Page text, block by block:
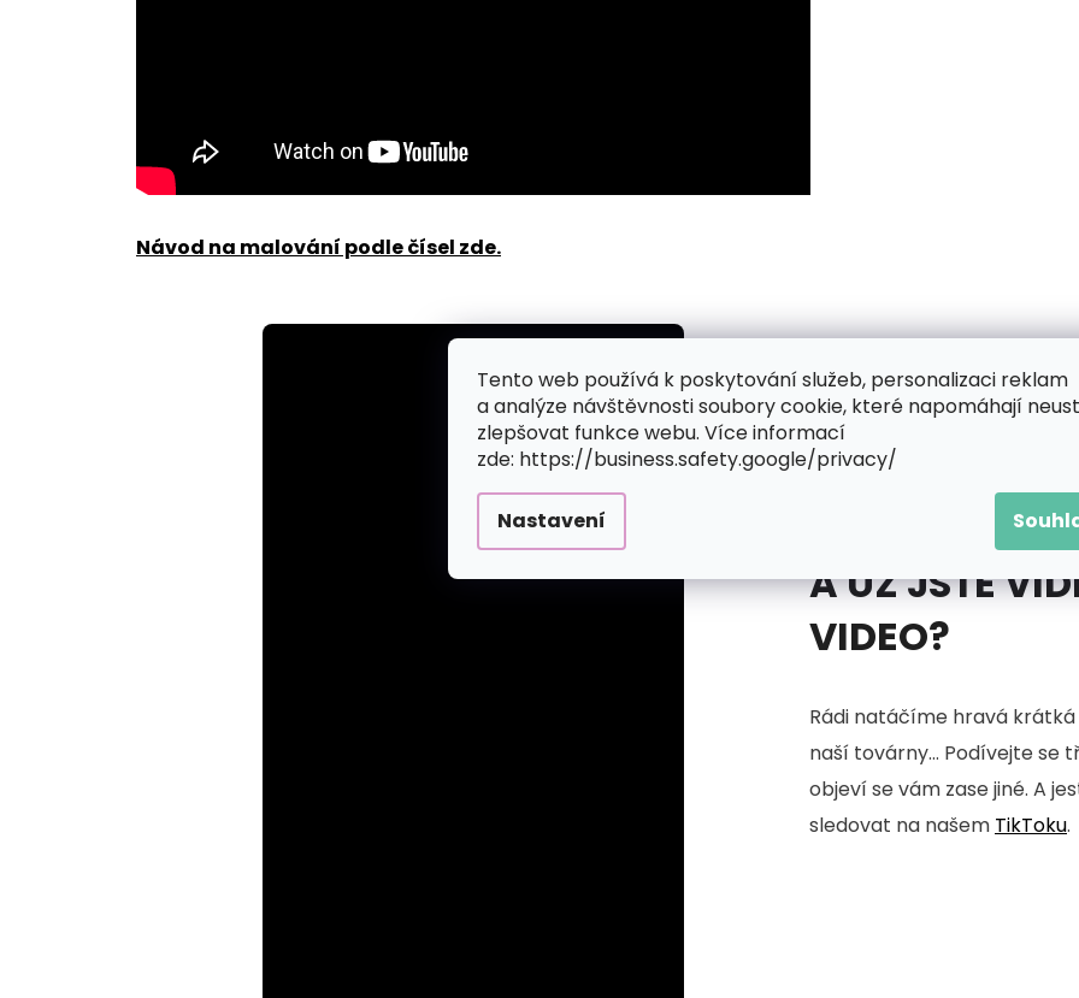
Tento web používá k poskytování služeb, personalizaci reklam
a analýze návštěvnosti soubory cookie, které napomáhají
zlepšovat funkce webu. Více informací
zde: https://business.safety.google/privacy/
Nastavení
Návod na malování podle čísel zde.
A UŽ JSTE
VIDEO?
Rádi natáčíme hravá krátká
naší továrny... Podívejte se
objeví se vám zase jiné. A
sledovat na našem TikToku.